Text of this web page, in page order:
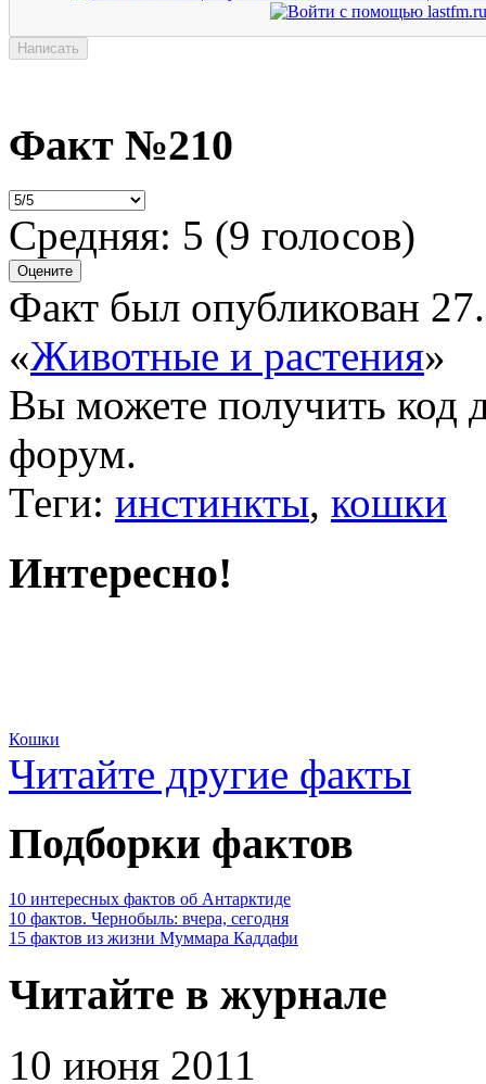
Факт №210
Средняя: 5 (9 голосов)
Факт был опубликован
«Животные и растения»
Вы можете получить код
форум.
Теги: инстинкты, кошки
Интересно!
Кошки
Читайте другие факты
Подборки фактов
10 интересных фактов об Антарктиде
10 фактов. Чернобыль: вчера, сегодня
15 фактов из жизни Муммара Каддафи
Читайте в журнале
10 июня 2011